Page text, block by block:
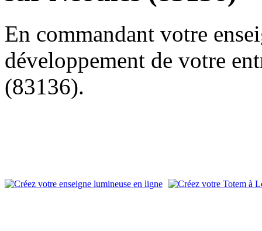
En commandant votre
développement de votre
(83136).